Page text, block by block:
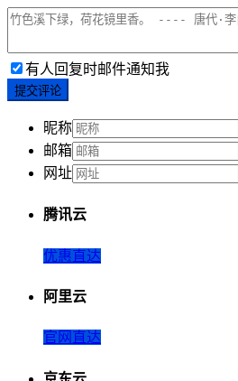
有人回复时邮件通知我
提交评论
昵称
邮箱
网址
腾讯云
优惠直达
阿里云
官网直达